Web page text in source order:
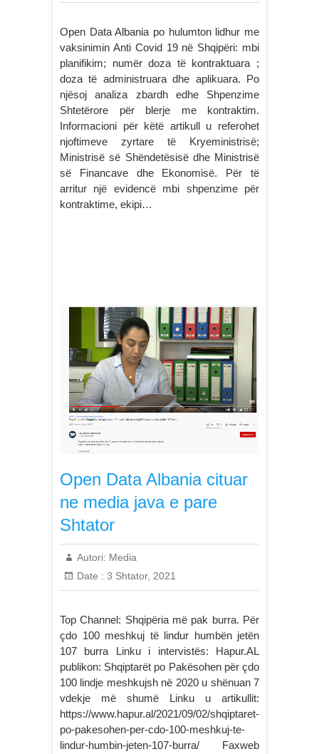
Open Data Albania po hulumton lidhur me
vaksinimin Anti Covid 19 në Shqipëri: mbi
planifikim; numër doza të kontraktuara ;
doza të administruara dhe aplikuara. Po
njësoj analiza zbardh edhe Shpenzime
Shtetërore për blerje me kontraktim.
Informacioni për këtë artikull u referohet
njoftimeve zyrtare të Kryeministrisë;
Ministrisë së Shëndetësisë dhe Ministrisë
së Financave dhe Ekonomisë. Për të
arritur një evidencë mbi shpenzime për
kontraktime, ekipi…
Open Data Albania cituar
ne media java e pare
Shtator
Autori: Media
Date : 3 Shtator, 2021
Top Channel: Shqipëria më pak burra. Për
çdo 100 meshkuj të lindur humbën jetën
107 burra Linku i intervistës: Hapur.AL
publikon: Shqiptarët po Pakësohen për çdo
100 lindje meshkujsh në 2020 u shënuan 7
vdekje më shumë Linku u artikullit:
https://www.hapur.al/2021/09/02/shqiptaret-
po-pakesohen-per-cdo-100-meshkuj-te-
lindur-humbin-jeten-107-burra/ Faxweb